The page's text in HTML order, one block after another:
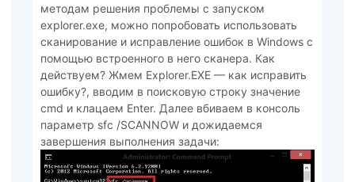
методам решения проблемы с запуском
explorer.exe, можно попробовать использовать
сканирование и исправление ошибок в Windows с
помощью встроенного в него сканера. Как
действуем? Жмем Explorer.EXE — как исправить
ошибку?, вводим в поисковую строку значение
cmd и клацаем Enter. Далее вбиваем в консоль
параметр sfc /SCANNOW и дожидаемся
завершения выполнения задачи: